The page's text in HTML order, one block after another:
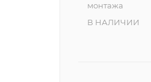
монтажа
В НАЛИЧИИ